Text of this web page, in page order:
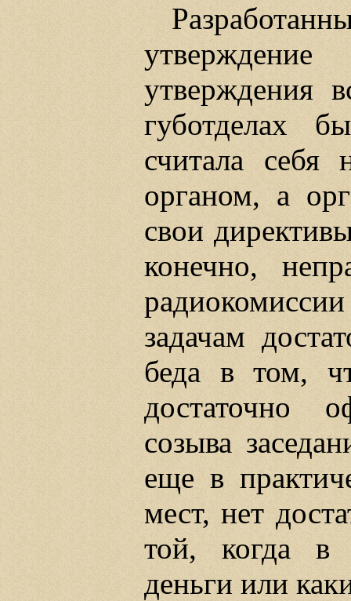
утверждения
губотделах
считала себя
органом, а
свои
конечно,
задачам
беда в том,
достаточно
созыва
еще в
мест, нет
той, когда в
деньги или